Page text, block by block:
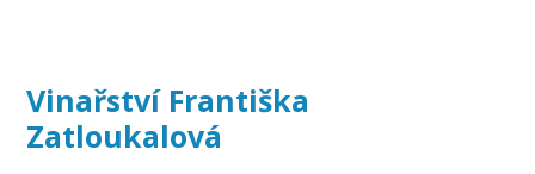
Vinařství Františka
Zatloukalová